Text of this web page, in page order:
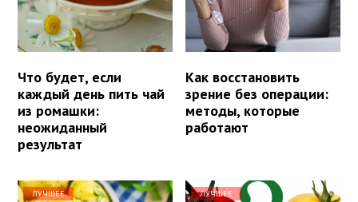
Что будет, если
каждый день пить чай
из ромашки:
неожиданный
результат
Как восстановить
зрение без операции:
методы, которые
работают
ЛУЧШЕЕ ЛУЧШЕЕ